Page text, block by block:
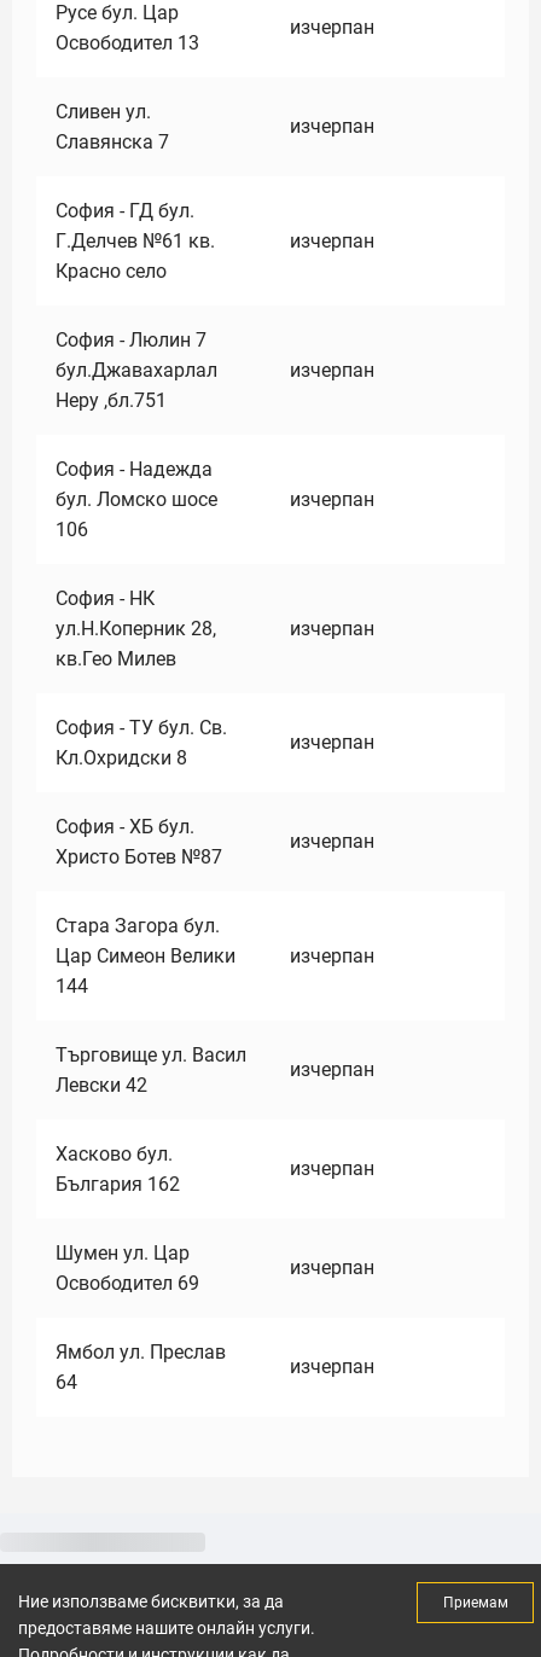
Русе бул. Цар
Освободител 13
изчерпан
Сливен ул.
Славянска 7
изчерпан
София - ГД бул.
Г.Делчев №61 кв.
Красно село
изчерпан
София - Люлин 7
бул.Джавахарлал
Неру ,бл.751
изчерпан
София - Надежда
бул. Ломско шосе
106
изчерпан
София - НК
ул.Н.Коперник 28,
кв.Гео Милев
изчерпан
София - ТУ бул. Св.
Кл.Охридски 8
изчерпан
София - ХБ бул.
Христо Ботев №87
изчерпан
Стара Загора бул.
Цар Симеон Велики
144
изчерпан
Търговище ул. Васил
Левски 42
изчерпан
Хасково бул.
България 162
изчерпан
Шумен ул. Цар
Освободител 69
изчерпан
Ямбол ул. Преслав
64
изчерпан
Ние използваме бисквитки, за да
предоставяме нашите онлайн услуги.
Приемам